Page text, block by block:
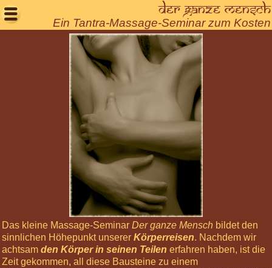
Der ganze Mensch
Ein Tantra-Massage-Seminar zum Kosten

Das kleine Massage-Seminar Der ganze Mensch bildet den
sinnlichen Höhepunkt unserer Körperreisen. Nachdem wir
achtsam den Körper in seinen Teilen erfahren haben, ist die
Zeit gekommen, all diese Bausteine zu einem
Körperreisen
Körperreise
ganze
Mensch
Organisation